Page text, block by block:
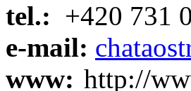
tel.: +420 731
e-mail:
www: http://